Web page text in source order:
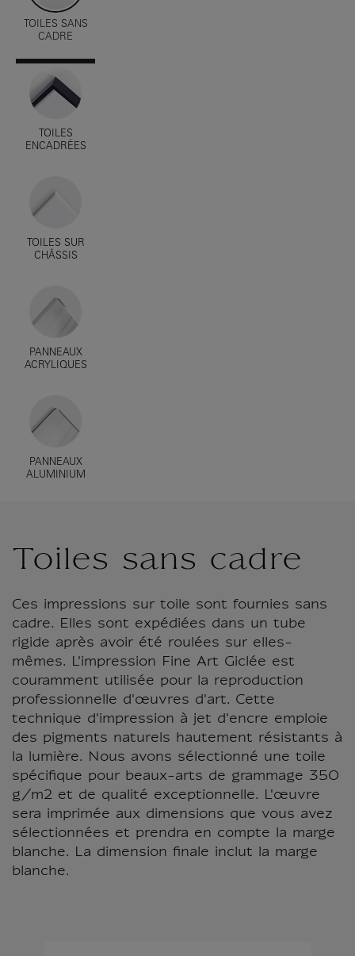
TOILES SANS
CADRE
TOILES
ENCADRÉES
TOILES SUR
CHÂSSIS
PANNEAUX
ACRYLIQUES
PANNEAUX
ALUMINIUM
Toiles sans cadre
Ces impressions sur toile sont fournies sans
cadre. Elles sont expédiées dans un tube
rigide après avoir été roulées sur elles-
mêmes. L'impression Fine Art Giclée est
couramment utilisée pour la reproduction
professionnelle d'œuvres d'art. Cette
technique d'impression à jet d'encre emploie
des pigments naturels hautement résistants à
la lumière. Nous avons sélectionné une toile
spécifique pour beaux-arts de grammage 350
g/m2 et de qualité exceptionnelle. L'œuvre
sera imprimée aux dimensions que vous avez
sélectionnées et prendra en compte la marge
blanche. La dimension finale inclut la marge
blanche.